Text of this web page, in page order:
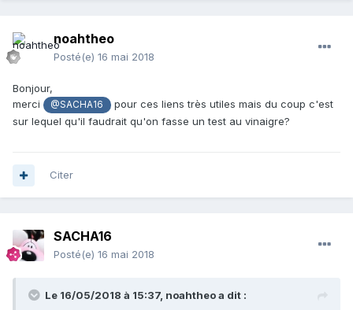
noahtheo
Posté(e) 16 mai 2018
Bonjour,
merci
@SACHA16
pour ces liens très utiles mais du coup c'est
sur lequel qu'il faudrait qu'on fasse un test au vinaigre?
Citer
SACHA16
Posté(e) 16 mai 2018
Le 16/05/2018 à 15:37, noahtheoa dit :